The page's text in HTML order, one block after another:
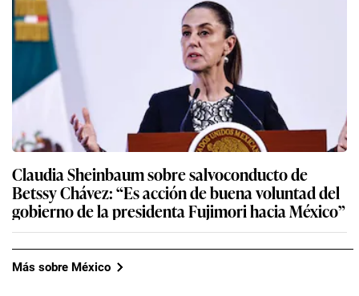
Claudia Sheinbaum sobre salvoconducto de
Betssy Chávez: “Es acción de buena voluntad del
gobierno de la presidenta Fujimori hacia México”
Más sobre México